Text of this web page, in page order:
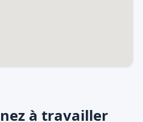
à travailler